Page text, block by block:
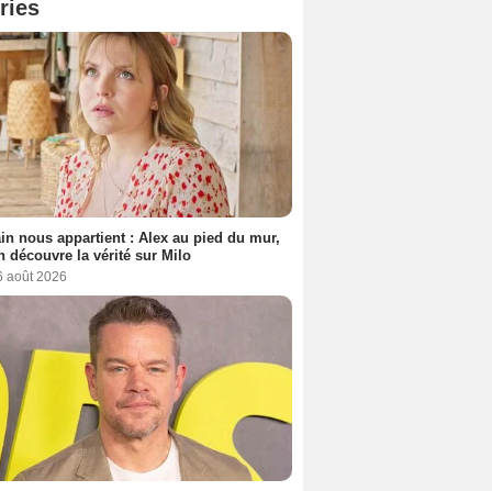
nous appartient : Alex au pied du mur,
découvre la vérité sur Milo
août 2026